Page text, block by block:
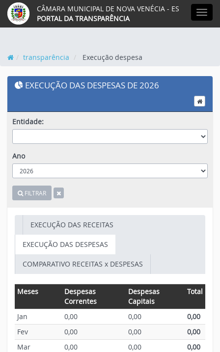
CÂMARA MUNICIPAL DE NOVA VENÉCIA - ES
PORTAL DA TRANSPARÊNCIA
transparência Execução despesa
EXECUÇÃO DAS DESPESAS DE 2026
Entidade:
Ano
FILTRAR
EXECUÇÃO DAS RECEITAS
EXECUÇÃO DAS DESPESAS
COMPARATIVO RECEITAS x DESPESAS
Meses
Despesas
Correntes
Despesas
Capitais
Total
Jan 0,00 0,00
0,00
Fev
0,00 0,00
0,00
Mar
0,00 0,00
0,00